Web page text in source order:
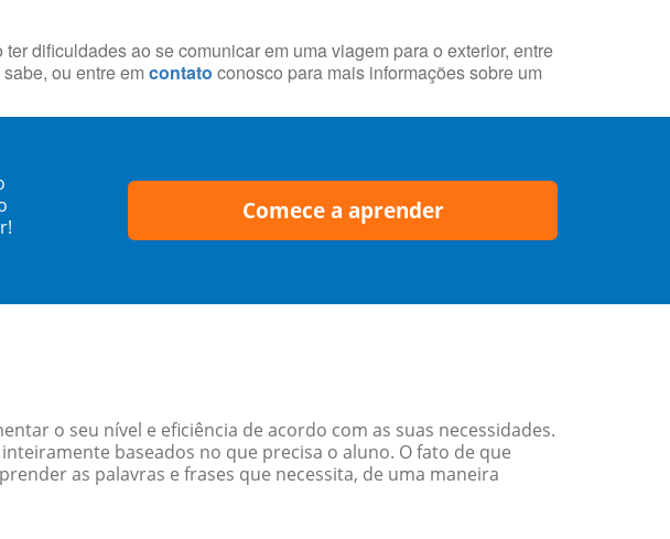
dificuldades ao se comunicar em uma viagem para o exterior, entre
ou entre em contato conosco para mais informações sobre um
Comece a aprender
o seu nível e eficiência de acordo com as suas necessidades.
baseados no que precisa o aluno. O fato de que
as palavras e frases que necessita, de uma maneira